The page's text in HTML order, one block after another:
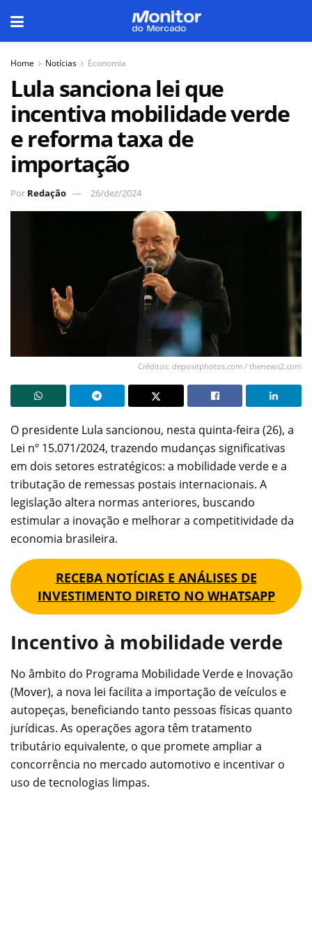
Home Notícias Economia
Lula sanciona lei que
incentiva mobilidade verde
e reforma taxa de
importação
Por Redação 26/dez/2024
Créditos: depositphotos.com / thenews2.com
O presidente Lula sancionou, nesta quinta-feira (26), a
Lei nº 15.071/2024, trazendo mudanças significativas
em dois setores estratégicos: a mobilidade verde e a
tributação de remessas postais internacionais. A
legislação altera normas anteriores, buscando
estimular a inovação e melhorar a competitividade da
economia brasileira.
RECEBA NOTÍCIAS E ANÁLISES DE
INVESTIMENTO DIRETO NO WHATSAPP
Incentivo à mobilidade verde
No âmbito do Programa Mobilidade Verde e Inovação
(Mover), a nova lei facilita a importação de veículos e
autopeças, beneficiando tanto pessoas físicas quanto
jurídicas. As operações agora têm tratamento
tributário equivalente, o que promete ampliar a
concorrência no mercado automotivo e incentivar o
uso de tecnologias limpas.